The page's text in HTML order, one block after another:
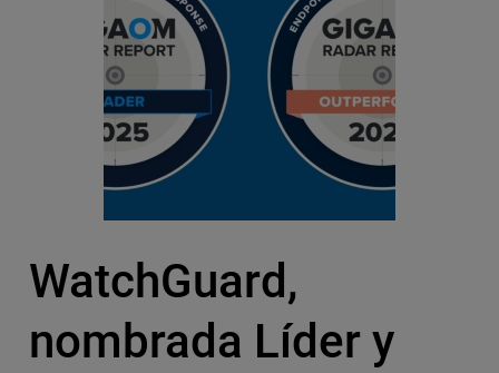
WatchGuard,
nombrada Líder y